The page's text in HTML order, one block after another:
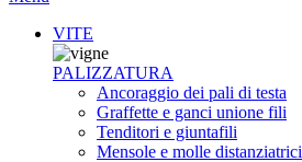
VITE
PALIZZATURA
Ancoraggio dei pali di testa
Graffette e ganci unione fili
Tenditori e giuntafili
Mensole e molle distanziatrici